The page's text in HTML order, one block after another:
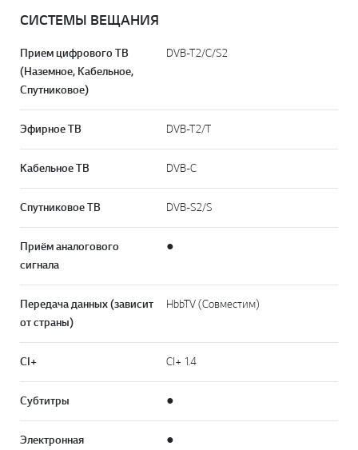
СИСТЕМЫ ВЕЩАНИЯ
Прием цифрового ТВ
(Наземное, Кабельное,
Спутниковое)
DVB-T2/C/S2
Эфирное ТВ DVB-T2/T
Кабельное ТВ DVB-C
Спутниковое ТВ DVB-S2/S
Приём аналогового
сигнала
●
Передача данных (зависит
от страны)
HbbTV (Совместим)
CI+ CI+ 1.4
Субтитры ●
Электронная ●